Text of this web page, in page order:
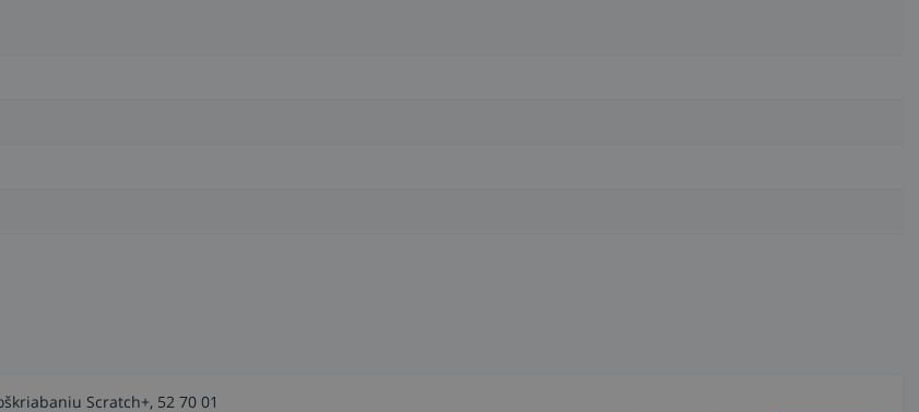
ochranného príslušenstva - či už na správne pokrytie hlavy, krku a ramien alebo s množstvom nových filtrov.
získa používateľ cez svoj smartfón prístup k ovládaniu a nastaveniu tejto zváracej kukly.
Scratch+, 52 70 01